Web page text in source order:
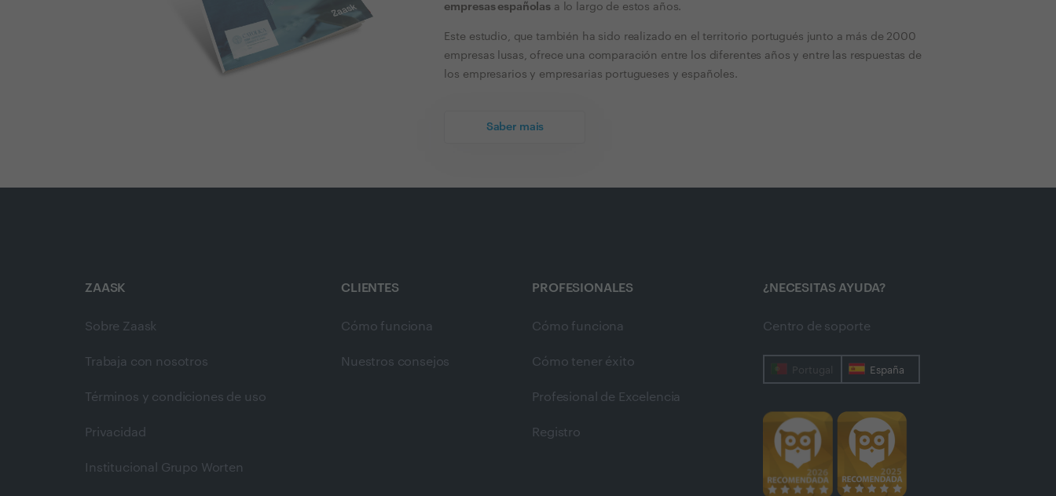
empresas españolasa lo largo de estos años.
Este estudio, que también ha sido realizado en el territorio portugués junto a más de 2000
empresas lusas, ofrece una comparación entre los diferentes años y entre las respuestas de
los empresarios y empresarias portugueses y españoles.
Saber mais
ZAASK
Sobre Zaask
Trabaja con nosotros
Términos y condiciones de uso
Privacidad
Institucional Grupo Worten
CLIENTES
Cómo funciona
Nuestros consejos
PROFESIONALES
Cómo funciona
Cómo tener éxito
Profesional de Excelencia
Registro
¿NECESITAS AYUDA?
Centro de soporte
Portugal España